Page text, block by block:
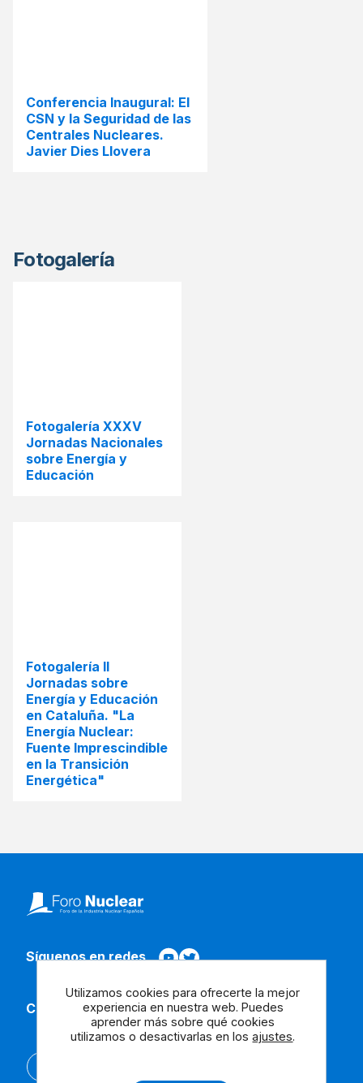
Conferencia Inaugural: El
CSN y la Seguridad de las
Centrales Nucleares.
Javier Dies Llovera
Fotogalería
Fotogalería XXXV
Jornadas Nacionales
sobre Energía y
Educación
Fotogalería II
Jornadas sobre
Energía y Educación
en Cataluña. "La
Energía Nuclear:
Fuente Imprescindible
en la Transición
Energética"
Síguenos en redes
Contacta con nosotros
Utilizamos cookies para ofrecerte la mejor
experiencia en nuestra web. Puedes
aprender más sobre qué cookies
utilizamos o desactivarlas en losajustes.